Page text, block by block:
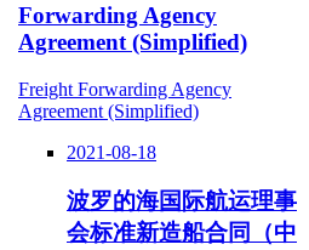
Forwarding Agency
Agreement (Simplified)
Freight Forwarding Agency
Agreement (Simplified)
2021-08-18
波罗的海国际航运理事
会标准新造船合同（中